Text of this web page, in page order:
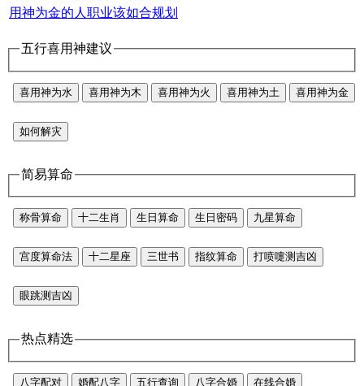
用神为金的人职业该如合规划
五行喜用神建议
喜用神为水 喜用神为木 喜用神为火 喜用神为土 喜用神为金
如何解灾
简易算命
称骨算命 十二生肖 生日算命 生日密码 九星算命
宫度算命法 十二星座 三世书 指纹算命 打喷嚏测吉凶
眼跳测吉凶
热点精选
八字配对 婚配八字 五行查询 八字合婚 在线合婚